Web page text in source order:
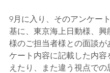
9月に入り、そのアンケー
基に、東京海上日動様、興
様のご担当者様との面談が
ケート内容に記載した内容
えたり、また違う視点での